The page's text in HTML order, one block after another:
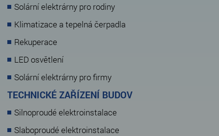
Solární elektrárny pro rodiny
Klimatizace a tepelná čerpadla
Rekuperace
LED osvětlení
Solární elektrárny pro firmy
TECHNICKÉ ZAŘÍZENÍ BUDOV
Silnoproudé elektroinstalace
Slaboproudé elektroinstalace